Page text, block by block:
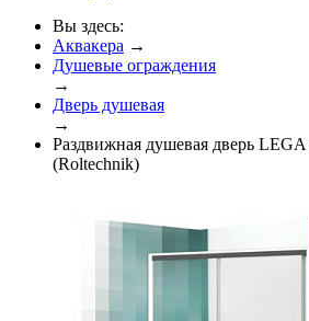
Вы здесь:
Аквакера →
Душевые ограждения
→
Дверь душевая
→
Раздвижная душевая дверь
(Roltechnik)